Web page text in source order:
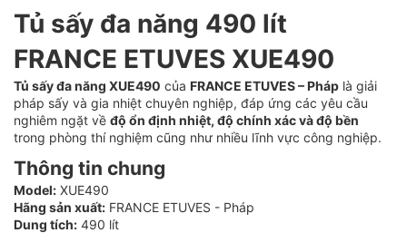
Tủ sấy đa năng 490 lít
FRANCE ETUVES XUE490
Tủ sấy đa năng XUE490 của FRANCE ETUVES – Pháp là giải
pháp sấy và gia nhiệt chuyên nghiệp, đáp ứng các yêu cầu
nghiêm ngặt về độ ổn định nhiệt, độ chính xác và độ bền
trong phòng thí nghiệm cũng như nhiều lĩnh vực công nghiệp.
Thông tin chung
Model: XUE490
Hãng sản xuất: FRANCE ETUVES - Pháp
Dung tích: 490 lít